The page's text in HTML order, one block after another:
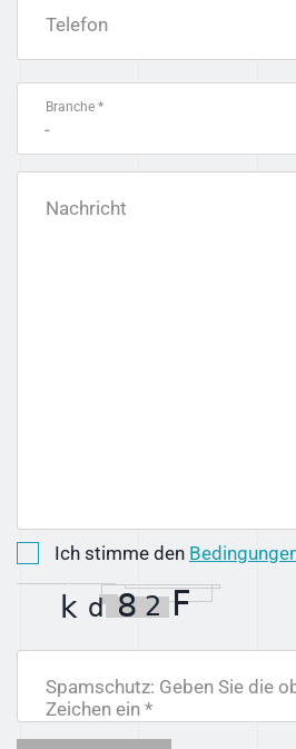
Telefon
Branche *
-
Nachricht
Ich stimme den
Spamschutz: Geben Sie die
Zeichen ein *